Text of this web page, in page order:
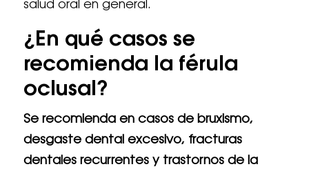
salud oral en general.
¿En qué casos se
recomienda la férula
oclusal?
Se recomienda en casos de bruxismo,
desgaste dental excesivo, fracturas
dentales recurrentes y trastornos de la